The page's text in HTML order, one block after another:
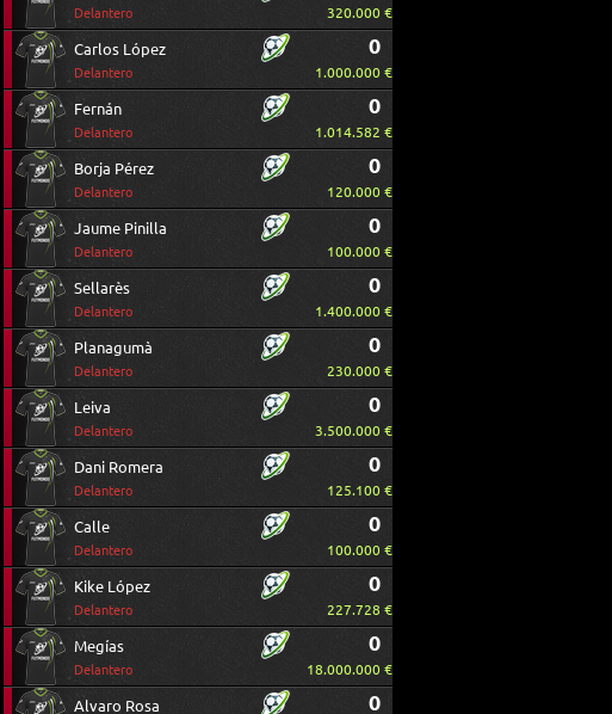
Delantero 320.000 €
Carlos López
Delantero
0
1.000.000 €
Fernán
Delantero
0
1.014.582 €
Borja Pérez
Delantero
0
120.000 €
Jaume Pinilla
Delantero
0
100.000 €
Sellarès
Delantero
0
1.400.000 €
Planagumà
Delantero
0
230.000 €
Leiva
Delantero
0
3.500.000 €
Dani Romera
Delantero
0
125.100 €
Calle
Delantero
0
100.000 €
Kike López
Delantero
0
227.728 €
Megías
Delantero
0
18.000.000 €
Alvaro Rosa 0